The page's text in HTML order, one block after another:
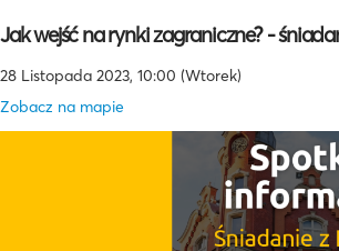
Jak wejść na rynki zagraniczne? -
28 Listopada 2023, 10:00 (Wtorek)
Zobacz na mapie